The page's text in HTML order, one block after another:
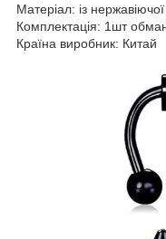
Матеріал: із нержавіючої
Комплектація: 1шт
Країна виробник: Китай